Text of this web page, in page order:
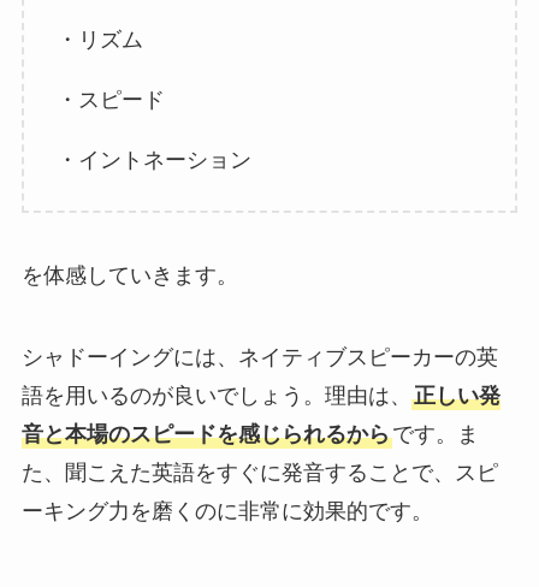
・リズム
・スピード
・イントネーション
を体感していきます。
シャドーイングには、ネイティブスピーカーの英
語を用いるのが良いでしょう。理由は、 正しい発
音と本場のスピードを感じられるからです。ま
た、聞こえた英語をすぐに発音することで、スピ
ーキング力を磨くのに非常に効果的です。